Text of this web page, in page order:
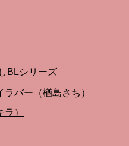
BLシリーズ
バー（楢島さち）
）